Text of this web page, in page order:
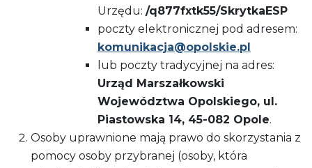
Urzędu: /q877fxtk55/SkrytkaESP
poczty elektronicznej pod adresem:
komunikacja@opolskie.pl
lub poczty tradycyjnej na adres:
Urząd Marszałkowski
Województwa Opolskiego, ul.
Piastowska 14, 45-082 Opole.
Osoby uprawnione mają prawo do skorzystania z
pomocy osoby przybranej (osoby, która